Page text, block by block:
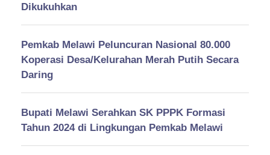
Dikukuhkan
Pemkab Melawi Peluncuran Nasional 80.000
Koperasi Desa/Kelurahan Merah Putih Secara
Daring
Bupati Melawi Serahkan SK PPPK Formasi
Tahun 2024 di Lingkungan Pemkab Melawi